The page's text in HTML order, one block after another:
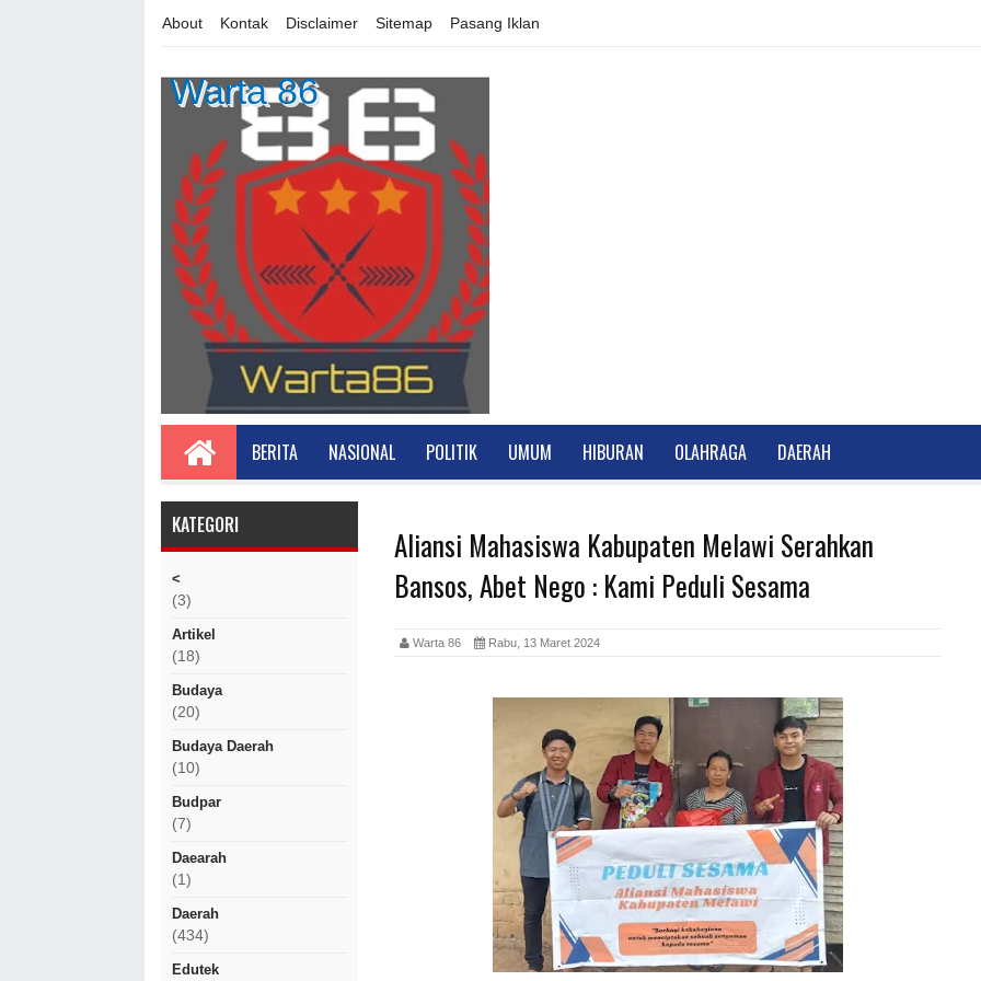
About Kontak Disclaimer Sitemap Pasang Iklan
Warta 86
BERITA NASIONAL POLITIK UMUM HIBURAN OLAHRAGA DAERAH
KATEGORI
<
(3)
Artikel
(18)
Budaya
(20)
Budaya Daerah
(10)
Budpar
(7)
Daearah
(1)
Daerah
(434)
Edutek
Aliansi Mahasiswa Kabupaten Melawi Serahkan
Bansos, Abet Nego : Kami Peduli Sesama
Warta 86 Rabu, 13 Maret 2024